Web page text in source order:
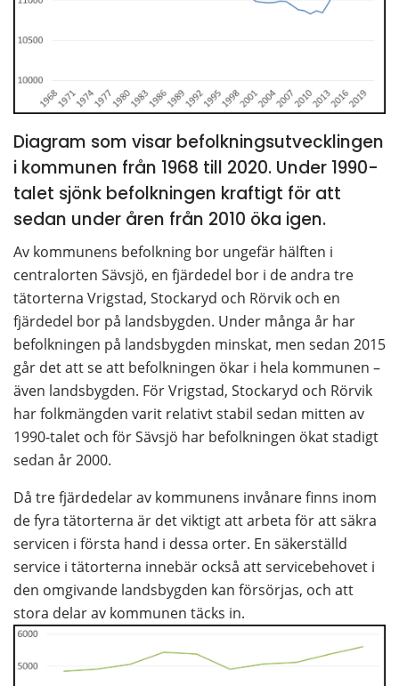
Diagram som visar befolkningsutvecklingen
i kommunen från 1968 till 2020. Under 1990-
talet sjönk befolkningen kraftigt för att
sedan under åren från 2010 öka igen.
Av kommunens befolkning bor ungefär hälften i
centralorten Sävsjö, en fjärdedel bor i de andra tre
tätorterna Vrigstad, Stockaryd och Rörvik och en
fjärdedel bor på landsbygden. Under många år har
befolkningen på landsbygden minskat, men sedan 2015
går det att se att befolkningen ökar i hela kommunen –
även landsbygden. För Vrigstad, Stockaryd och Rörvik
har folkmängden varit relativt stabil sedan mitten av
1990-talet och för Sävsjö har befolkningen ökat stadigt
sedan år 2000.
Då tre fjärdedelar av kommunens invånare finns inom
de fyra tätorterna är det viktigt att arbeta för att säkra
servicen i första hand i dessa orter. En säkerställd
service i tätorterna innebär också att servicebehovet i
den omgivande landsbygden kan försörjas, och att
stora delar av kommunen täcks in.